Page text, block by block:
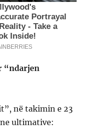
“ndarjen
në takimin e 23
ultimative: